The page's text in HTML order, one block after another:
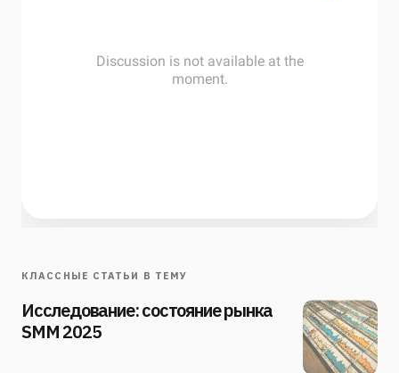
КЛАССНЫЕ СТАТЬИ В ТЕМУ
Исследование: состояние рынка
SMM 2025